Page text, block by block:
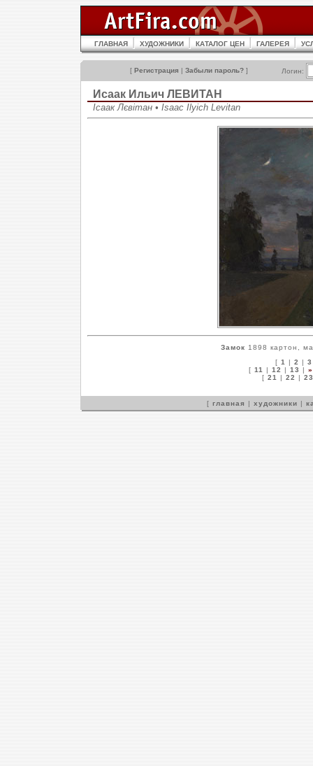
ГЛАВНАЯ ХУДОЖНИКИ КАТАЛОГ ЦЕН ГАЛЕРЕЯ
[ Регистрация | Забыли пароль? ] Логин:
Исаак Ильич ЛЕВИТАН
Ісаак Лєвітан • Isaac Ilyich Levitan
Замок 1898 картон,
[ 1 | 2 | 3
[ 11 | 12 | 13 |
[ 21 | 22 | 23
[ главная | художники |